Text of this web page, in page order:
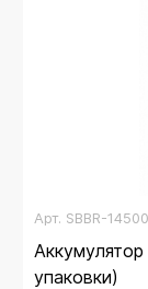
Арт. SBBR-
упаковки)